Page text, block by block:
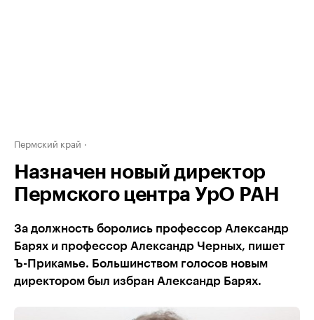
Пермский край
Назначен новый директор
Пермского центра УрО РАН
За должность боролись профессор Александр
Барях и профессор Александр Черных, пишет
Ъ-Прикамье. Большинством голосов новым
директором был избран Александр Барях.